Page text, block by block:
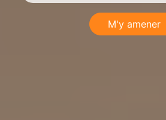
M'y amener